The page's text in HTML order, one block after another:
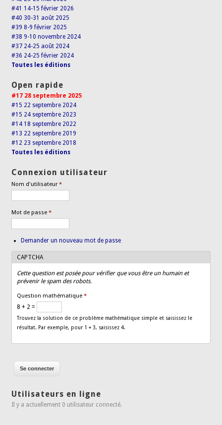
#41 14-15 février 2026
#40 30-31 août 2025
#39 8-9 février 2025
#38 9-10 novembre 2024
#37 24-25 août 2024
#36 24-25 février 2024
Toutes les éditions
Open rapide
#17 28 septembre 2025
#15 22 septembre 2024
#15 24 septembre 2023
#14 18 septembre 2022
#13 22 septembre 2019
#12 23 septembre 2018
Toutes les éditions
Connexion utilisateur
Nom d'utilisateur*
Mot de passe*
Demander un nouveau mot de passe
CAPTCHA
Cette question est posée pour vérifier que vous être un humain et
prévenir le spam des robots.
Question mathématique*
8 + 2 =
Trouvez la solution de ce problème mathématique simple et saisissez le
résultat. Par exemple, pour 1 + 3, saisissez 4.
Utilisateurs en ligne
Il y a actuellement 0 utilisateur connecté.